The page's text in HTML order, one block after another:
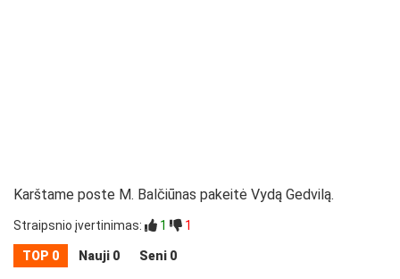
Karštame poste M. Balčiūnas pakeitė Vydą Gedvilą.
Straipsnio įvertinimas: 1 1
TOP 0 Nauji 0 Seni 0